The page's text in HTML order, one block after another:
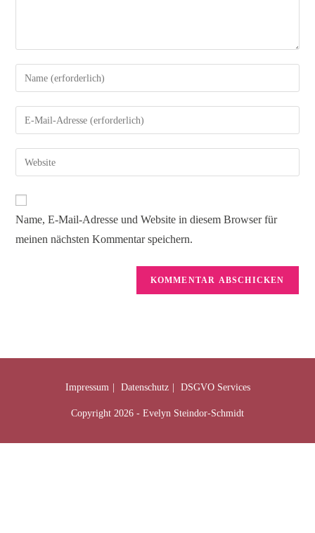
Name, E-Mail-Adresse und Website in diesem Browser für
meinen nächsten Kommentar speichern.
Impressum Datenschutz DSGVO Services
Copyright 2026 - Evelyn Steindor-Schmidt